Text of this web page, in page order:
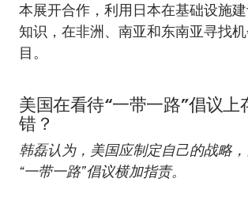
本展开合作，利用日本在基础设施
知识，在非洲、南亚和东南亚寻找
目。
美国在看待“一带一路”倡议上
错？
韩磊认为，美国应制定自己的战略
“一带一路”倡议横加指责。